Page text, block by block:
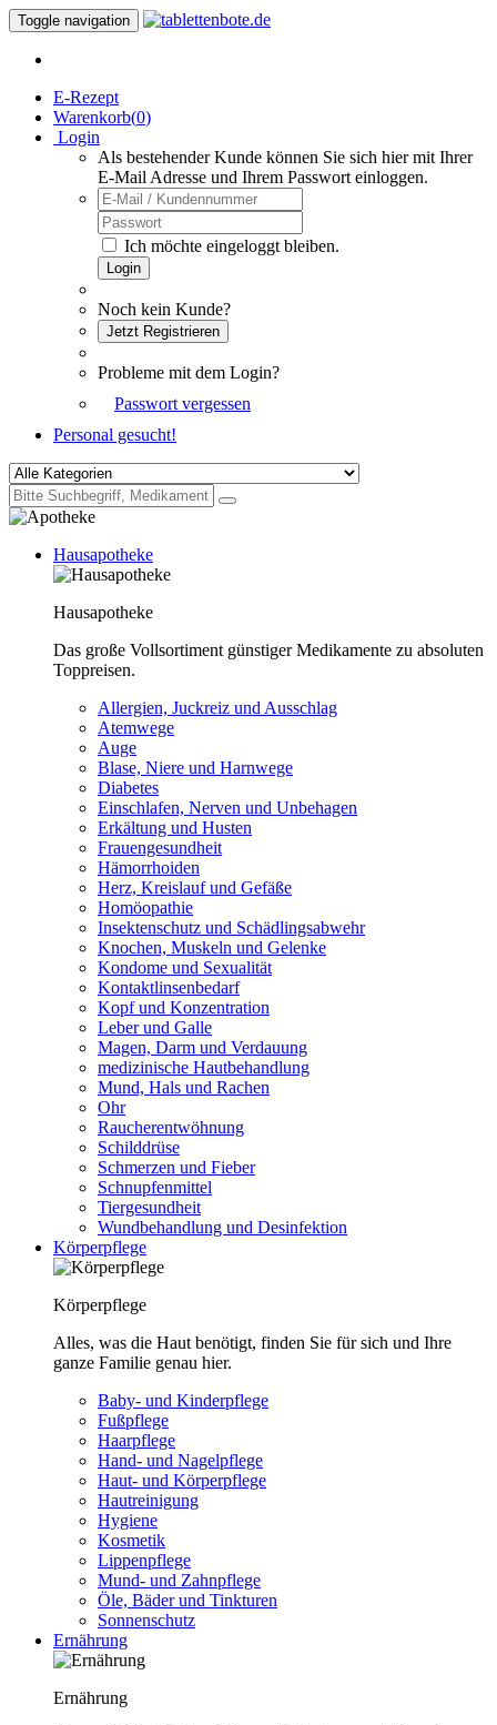
Toggle navigation
E-Rezept
Warenkorb(0)
Login
Als bestehender Kunde können Sie sich hier mit Ihrer
E-Mail Adresse und Ihrem Passwort einloggen.
Ich möchte eingeloggt bleiben.
Login
Noch kein Kunde?
Jetzt Registrieren
Probleme mit dem Login?
Passwort vergessen
Personal gesucht!
Hausapotheke
Hausapotheke
Das große Vollsortiment günstiger Medikamente zu absoluten
Toppreisen.
Allergien, Juckreiz und Ausschlag
Atemwege
Auge
Blase, Niere und Harnwege
Diabetes
Einschlafen, Nerven und Unbehagen
Erkältung und Husten
Frauengesundheit
Hämorrhoiden
Herz, Kreislauf und Gefäße
Homöopathie
Insektenschutz und Schädlingsabwehr
Knochen, Muskeln und Gelenke
Kondome und Sexualität
Kontaktlinsenbedarf
Kopf und Konzentration
Leber und Galle
Magen, Darm und Verdauung
medizinische Hautbehandlung
Mund, Hals und Rachen
Ohr
Raucherentwöhnung
Schilddrüse
Schmerzen und Fieber
Schnupfenmittel
Tiergesundheit
Wundbehandlung und Desinfektion
Körperpflege
Körperpflege
Alles, was die Haut benötigt, finden Sie für sich und Ihre
ganze Familie genau hier.
Baby- und Kinderpflege
Fußpflege
Haarpflege
Hand- und Nagelpflege
Haut- und Körperpflege
Hautreinigung
Hygiene
Kosmetik
Lippenpflege
Mund- und Zahnpflege
Öle, Bäder und Tinkturen
Sonnenschutz
Ernährung
Ernährung